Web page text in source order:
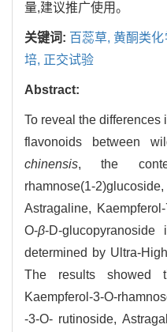
量,建议推广使用。
关键词: 百蕊草,黄酮类化
培, 正交试验
Abstract:
To reveal the differences
flavonoids between
chinensis, the
rhamnose(1-
Astragaline,
O-β-D-glucopyranoside
determined by Ultra-
The results showed
Kaempferol-3-O-
-3-O- rutinoside,